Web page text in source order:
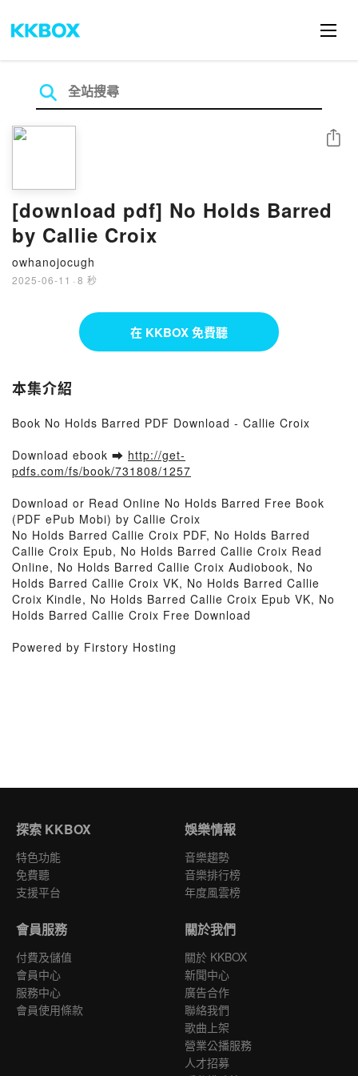
[download pdf] No Holds Barred
by Callie Croix
owhanojocugh
2025-06-11 · 8 秒
分享
在 KKBOX 免費聽
本集介紹
Book No Holds Barred PDF Download - Callie Croix
Download ebook ➡ http://get-
pdfs.com/fs/book/731808/1257
Download or Read Online No Holds Barred Free Book
(PDF ePub Mobi) by Callie Croix
No Holds Barred Callie Croix PDF, No Holds Barred
Callie Croix Epub, No Holds Barred Callie Croix Read
Online, No Holds Barred Callie Croix Audiobook, No
Holds Barred Callie Croix VK, No Holds Barred Callie
Croix Kindle, No Holds Barred Callie Croix Epub VK, No
Holds Barred Callie Croix Free Download
Powered by Firstory Hosting
探索 KKBOX
特色功能
免費聽
支援平台
娛樂情報
音樂趨勢
音樂排行榜
年度風雲榜
會員服務
付費及儲值
會員中心
服務中心
會員使用條款
關於我們
關於 KKBOX
新聞中心
廣告合作
聯絡我們
歌曲上架
營業公播服務
人才招募